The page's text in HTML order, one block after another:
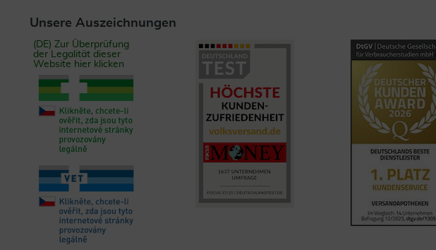
Unsere Auszeichnungen
(DE) Zur Überprüfung
der Legalität dieser
Website hier klicken